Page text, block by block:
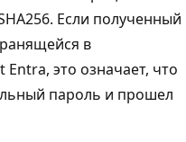
Если полученный
в
это означает, что
пароль и прошел